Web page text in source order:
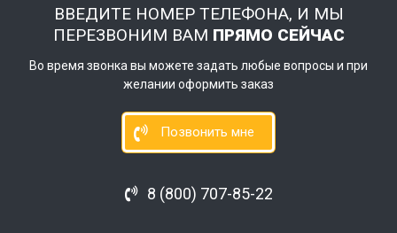
ВВЕДИТЕ НОМЕР ТЕЛЕФОНА, И МЫ
ПЕРЕЗВОНИМ ВАМ ПРЯМО СЕЙЧАС
Во время звонка вы можете задать любые вопросы и при
желании оформить заказ
Позвонить мне
8 (800) 707-85-22